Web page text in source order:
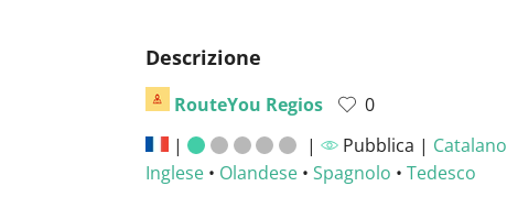
Descrizione
RouteYou Regios
0
|
| Pubblica | Catalano
Inglese • Olandese • Spagnolo • Tedesco